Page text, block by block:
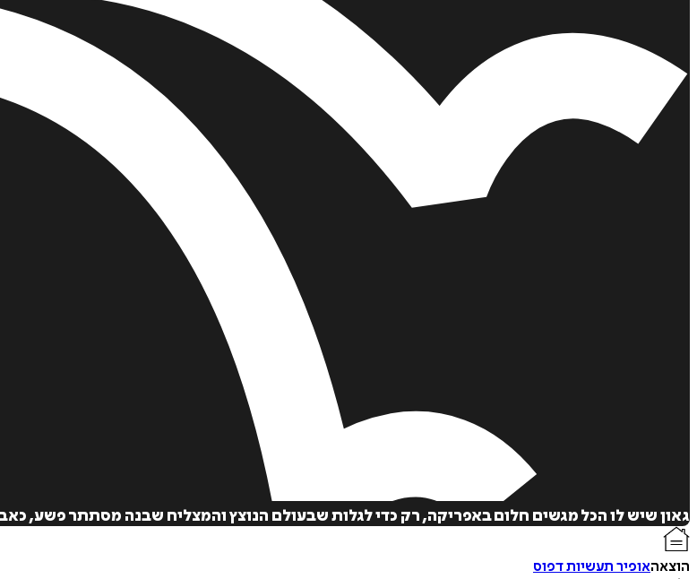
גאון שיש לו הכל מגשים חלום באפריקה, רק כדי לגלות שבעולם הנוצץ והמצליח שבנה מסתתר פשע,
הוצאהאופיר תעשיות דפוס